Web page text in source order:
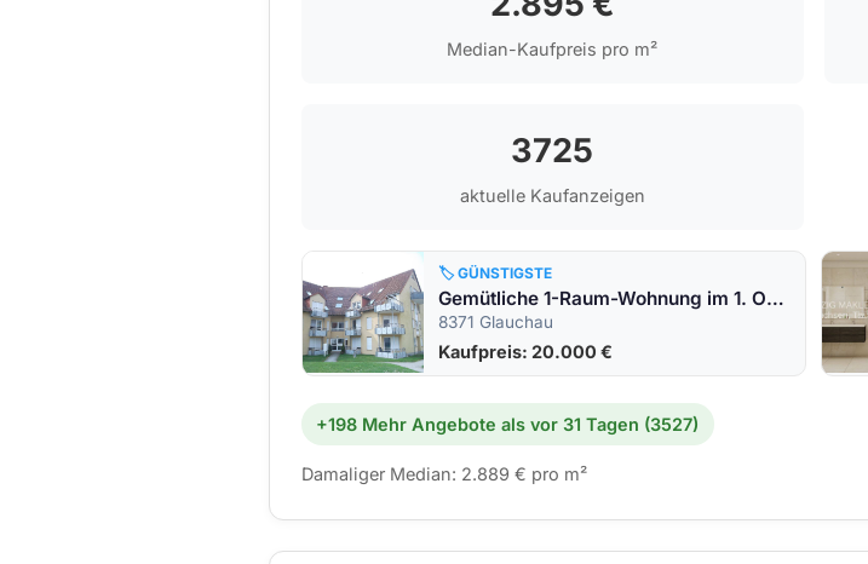
Median-Kaufpreis pro m²
3725
aktuelle Kaufanzeigen
🏷️ GÜNSTIGSTE
Gemütliche 1-Raum-Wohnung im 1. OG mit Terrasse &#8211; Ihr kleines Investment mit großer Wirkung!
8371 Glauchau
Kaufpreis: 20.000 €
+198 Mehr Angebote als vor 31 Tagen (3527)
Damaliger Median: 2.889 € pro m²